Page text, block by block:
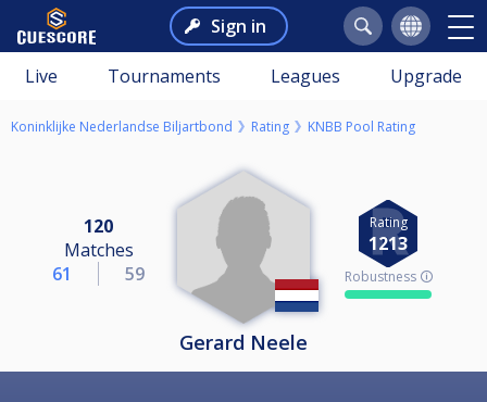
Sign in
Live Tournaments Leagues Upgrade
Koninklijke Nederlandse Biljartbond Rating KNBB Pool Rating
120
Matches
61
59
Rating
1213
Robustness 🛈
Gerard Neele